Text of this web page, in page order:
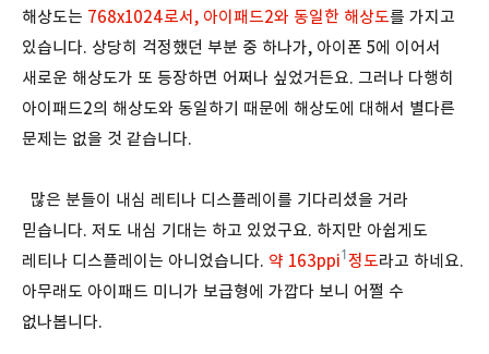
해상도는 768x1024로서, 아이패드2와 동일한 해상도를 가지고
있습니다. 상당히 걱정했던 부분 중 하나가, 아이폰 5에 이어서
새로운 해상도가 또 등장하면 어쩌나 싶었거든요. 그러나 다행히
아이패드2의 해상도와 동일하기 때문에 해상도에 대해서 별다른
문제는 없을 것 같습니다.
많은 분들이 내심 레티나 디스플레이를 기다리셨을 거라
믿습니다. 저도 내심 기대는 하고 있었구요. 하지만 아쉽게도
레티나 디스플레이는 아니었습니다. 약 163ppi1정도라고 하네요.
아무래도 아이패드 미니가 보급형에 가깝다 보니 어쩔 수
없나봅니다.